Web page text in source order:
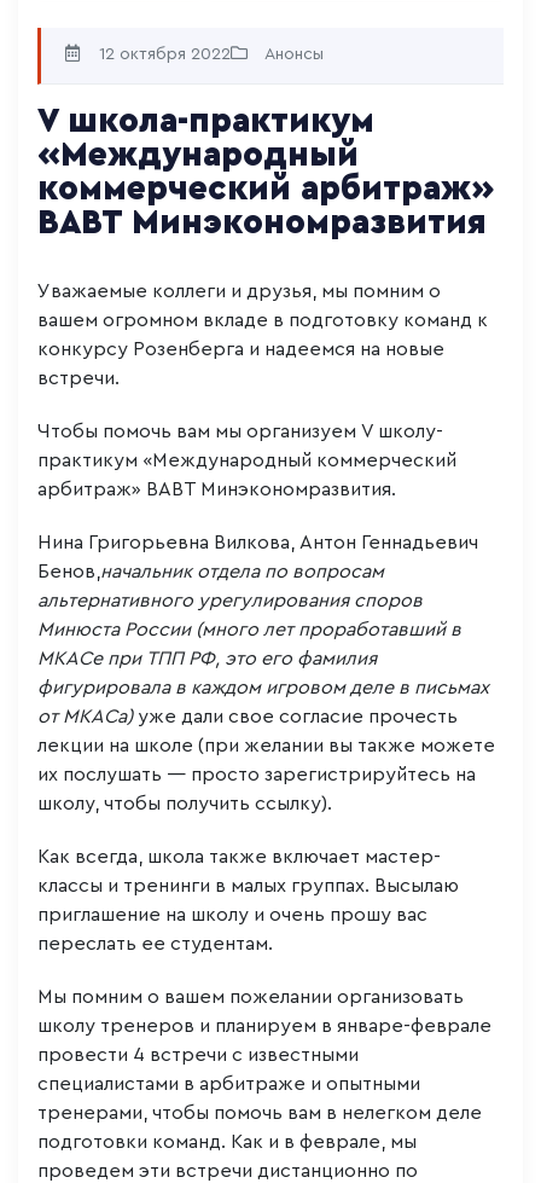
12 октября 2022 Анонсы
V школа-практикум
«Международный
коммерческий арбитраж»
ВАВТ Минэкономразвития
Уважаемые коллеги и друзья, мы помним о
вашем огромном вкладе в подготовку команд к
конкурсу Розенберга и надеемся на новые
встречи.
Чтобы помочь вам мы организуем V школу-
практикум «Международный коммерческий
арбитраж» ВАВТ Минэкономразвития.
Нина Григорьевна Вилкова, Антон Геннадьевич
Бенов,начальник отдела по вопросам
альтернативного урегулирования споров
Минюста России (много лет проработавший в
МКАСе при ТПП РФ, это его фамилия
фигурировала в каждом игровом деле в письмах
от МКАСа)уже дали свое согласие прочесть
лекции на школе (при желании вы также можете
их послушать — просто зарегистрируйтесь на
школу, чтобы получить ссылку).
Как всегда, школа также включает мастер-
классы и тренинги в малых группах. Высылаю
приглашение на школу и очень прошу вас
переслать ее студентам.
Мы помним о вашем пожелании организовать
школу тренеров и планируем в январе-феврале
провести 4 встречи с известными
специалистами в арбитраже и опытными
тренерами, чтобы помочь вам в нелегком деле
подготовки команд. Как и в феврале, мы
проведем эти встречи дистанционно по